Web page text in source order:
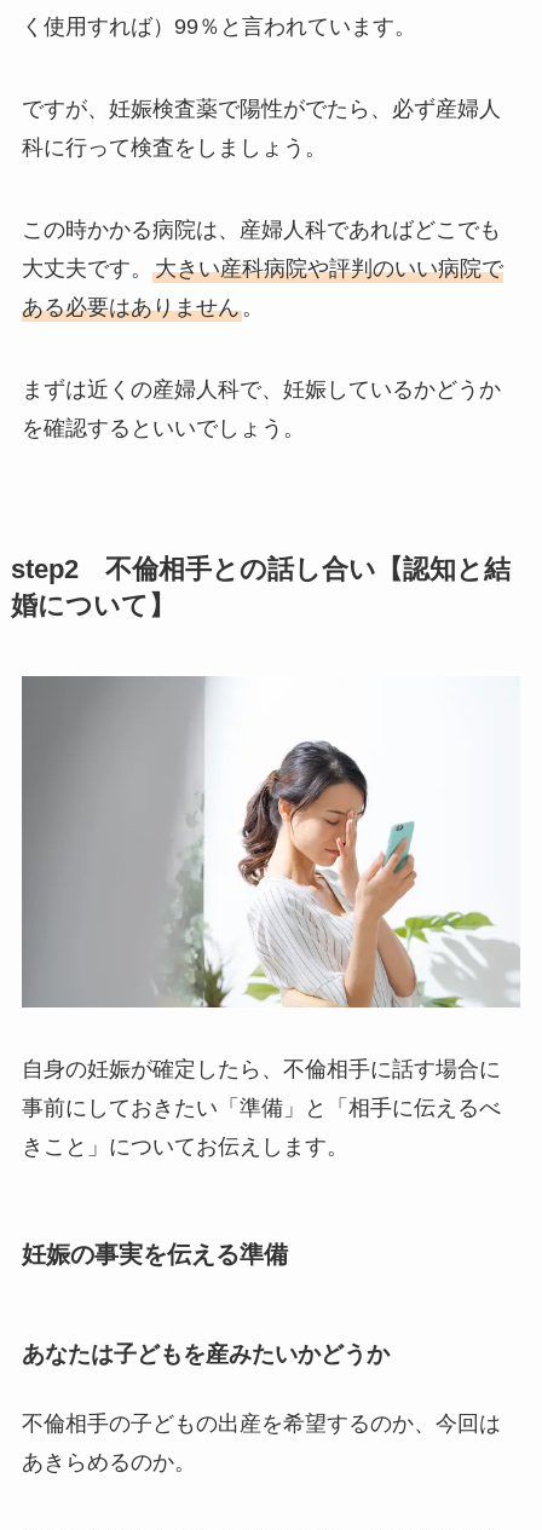
く使用すれば）99％と言われています。
ですが、妊娠検査薬で陽性がでたら、必ず産婦人
科に行って検査をしましょう。
この時かかる病院は、産婦人科であればどこでも
大丈夫です。 大きい産科病院や評判のいい病院で
ある必要はありません。
まずは近くの産婦人科で、妊娠しているかどうか
を確認するといいでしょう。
step2 不倫相手との話し合い【認知と結
婚について】
自身の妊娠が確定したら、不倫相手に話す場合に
事前にしておきたい「準備」と「相手に伝えるべ
きこと」についてお伝えします。
妊娠の事実を伝える準備
あなたは子どもを産みたいかどうか
不倫相手の子どもの出産を希望するのか、今回は
あきらめるのか。